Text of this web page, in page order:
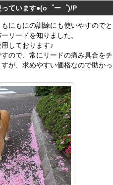
ています●(o゜ー゜)/P
にもにの訓練にも使いやすのでと
リードを知りました。
しております♪
ので、常にリードの痛み具合をチ
が、求めやすい価格なので助かっ